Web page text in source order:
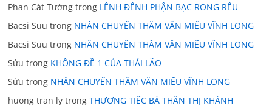
Phan Cát Tường trong LÊNH ĐÊNH PHẬN BẠC RONG RÊU
Bacsi Suu trong NHÂN CHUYẾN THĂM VĂN MIẾU VĨNH LONG
Bacsi Suu trong NHÂN CHUYẾN THĂM VĂN MIẾU VĨNH LONG
Sửu trong KHÔNG ĐỀ 1 CỦA THÁI LÃO
Sửu trong NHÂN CHUYẾN THĂM VĂN MIẾU VĨNH LONG
huong tran ly trongTHƯƠNG TIẾC BÀ THÂN THỊ KHÁNH